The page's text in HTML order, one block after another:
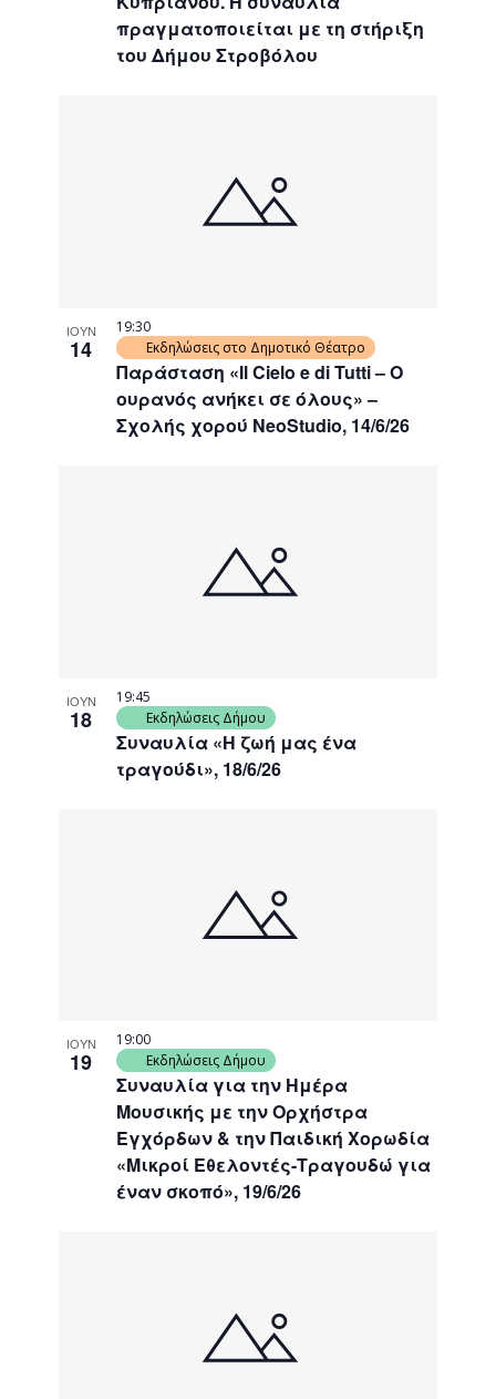
πραγματοποιείται με τη στήριξη
του Δήμου Στροβόλου
ΙΟΥΝ
14
Παράσταση «Il Cielo e di Tutti – Ο
ουρανός ανήκει σε όλους» –
Σχολής χορού NeoStudio, 14/6/26
19:30
Εκδηλώσεις στο Δημοτικό Θέατρο
ΙΟΥΝ
18
Συναυλία «Η ζωή μας ένα
τραγούδι», 18/6/26
19:45
Εκδηλώσεις Δήμου
ΙΟΥΝ
19
Συναυλία για την Ημέρα
Μουσικής με την Ορχήστρα
Εγχόρδων & την Παιδική Χορωδία
«Μικροί Εθελοντές-Τραγουδώ για
έναν σκοπό», 19/6/26
19:00
Εκδηλώσεις Δήμου